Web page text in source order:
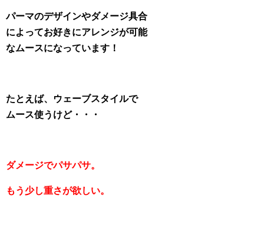
パーマのデザインやダメージ具合
によってお好きにアレンジが可能
なムースになっています！
たとえば、ウェーブスタイルで
ムース使うけど・・・
ダメージでパサパサ。
もう少し重さが欲しい。